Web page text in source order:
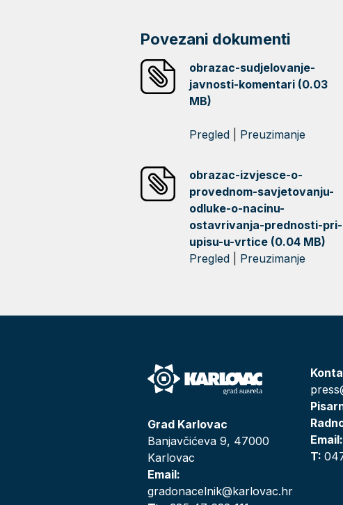
Povezani dokumenti
obrazac-sudjelovanje-
javnosti-komentari (0.03
MB)
Pregled Preuzimanje
obrazac-izvjesce-o-
provednom-savjetovanju-
odluke-o-nacinu-
ostavrivanja-prednosti-pri-
upisu-u-vrtice (0.04 MB)
Pregled
Preuzimanje
Grad Karlovac
Banjavčićeva 9, 47000
Karlovac
Email:
gradonacelnik@karlovac.hr
Email:
T: